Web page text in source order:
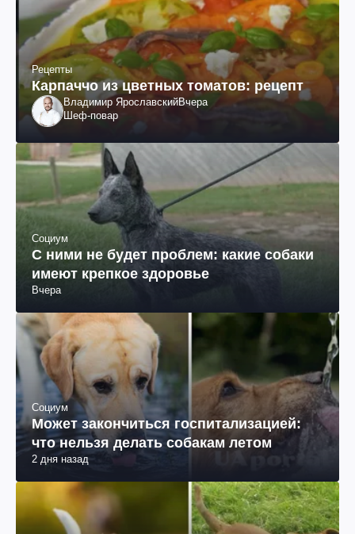
Рецепты
Карпаччо из цветных томатов: рецепт
Владимир ЯрославскийВчера
Шеф-повар
Социум
С ними не будет проблем: какие собаки
имеют крепкое здоровье
Вчера
Социум
Может закончиться госпитализацией:
что нельзя делать собакам летом
2 дня назад